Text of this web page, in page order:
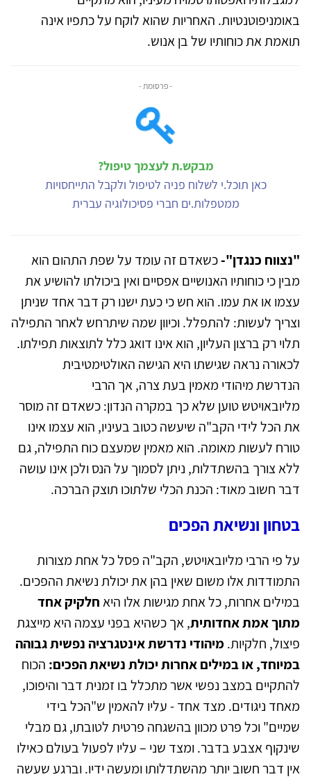
באומניפוטנטיות. האחריות שהוא לוקח על כתפיו אינה
תואמת את כוחותיו של בן אנוש.
- פרסומת -
מבקש.ת לעצמך טיפול?
כאן תוכל.י לשלוח פניה לטיפול ולקבל התייחסויות
ממטפלות.ים חברי פסיכולוגיה עברית
"נצווח כנגדן"-כשאדם זה עומד על שפת התהום הוא
מבין כי כוחותיו האנושיים אפסיים ואין ביכולתו להושיע את
עצמו או את עמו. הוא חש כי כעת ישנו רק דבר אחד שניתן
וצריך לעשות: להתפלל. וכיוון שמה שיתרחש לאחר התפילה
תלוי רק ברצון העליון, הוא אינו דואג כלל לתוצאות תפילתו.
לכאורה נראה שגישתו היא הגישה האולטימטיבית
הנדרשת מיהודי מאמין בעת צרה, אך הרבי
מליובאויטש טוען שלא כך במקרה הנדון: כשאדם זה מוסר
את הכל לידי הקב"ה שיעשה כטוב בעיניו, הוא עצמו אינו
טורח לעשות מאומה. הוא מאמין שמעצם כוח התפילה, גם
ללא צורך בהשתדלות, ניתן לסמוך על הנס ולכן אינו עושה
דבר חשוב מאוד: הכנת הכלי שלתוכו תוצק הברכה.
בטחון ונשיאת הפכים
על פי הרבי מליובאויטש, הקב"ה פסל כל אחת מצורות
התמודדות אלו משום שאין בהן את יכולת נשיאת ההפכים.
במילים אחרות, כל אחת מגישות אלו היאחלקיק אחד
מתוך אמת אחדותית, אך כשהיא בפני עצמה היא מייצגת
פיצול, חלקיות. מיהודי נדרשת אינטגרציה נפשית גבוהה
במיוחד,או במילים אחרות יכולת נשיאת הפכים: הכוח
להתקיים במצב נפשי אשר מתכלל בו זמנית דבר והיפוכו,
מאחד ניגודים. מצד אחד - עליו להאמין ש"הכל בידי
שמיים" וכל פרט מכוון בהשגחה פרטית לטובתו, גם מבלי
שינקוף אצבע בדבר. ומצד שני – עליו לפעול בעולם כאילו
אין דבר חשוב יותר מהשתדלותו ומעשה ידיו. וברגע שעשה